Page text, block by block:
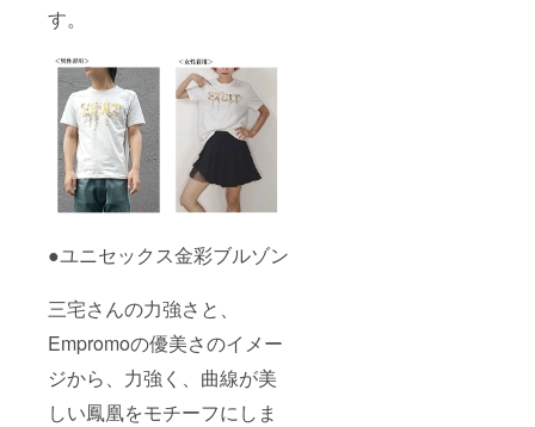
す。
●ユニセックス金彩ブルゾン
三宅さんの力強さと、
Empromoの優美さのイメー
ジから、力強く、曲線が美
しい鳳凰をモチーフにしま